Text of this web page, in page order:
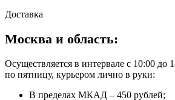
Доставка
Москва и область:
Осуществляется в интервале с 10:00 до
по пятницу, курьером лично в руки:
В пределах МКАД – 450 рублей;